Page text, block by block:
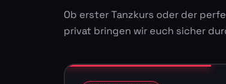
Ob erster Tanzkurs oder der
privat bringen wir euch sicher